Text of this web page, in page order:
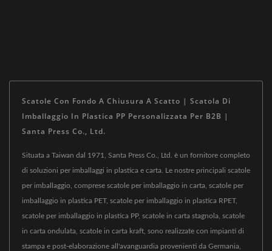
Scatole Con Fondo A Chiusura A Scatto | Scatola Di
Imballaggio In Plastica PP Personalizzata Per B2B |
Santa Press Co., Ltd.
Situata a Taiwan dal 1971, Santa Press Co., Ltd. è un fornitore completo
di soluzioni per imballaggi in plastica e carta. Le nostre principali scatole
per imballaggio, comprese scatole per imballaggio in carta, scatole per
imballaggio in plastica PET, scatole per imballaggio in plastica RPET,
scatole per imballaggio in plastica PP, scatole in carta stagnola, scatole
in carta ondulata, scatole in carta kraft, sono realizzate con impianti di
stampa e post-elaborazione all'avanguardia provenienti da Germania,